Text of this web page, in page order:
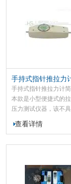
字显示分辨...
手持式指针推拉力
手持式指针推拉力计简
本款是小型便捷式的拉
压力测试仪器，该不
精度、易操作、可同时
牛顿和公斤单位、捷带
查看详情